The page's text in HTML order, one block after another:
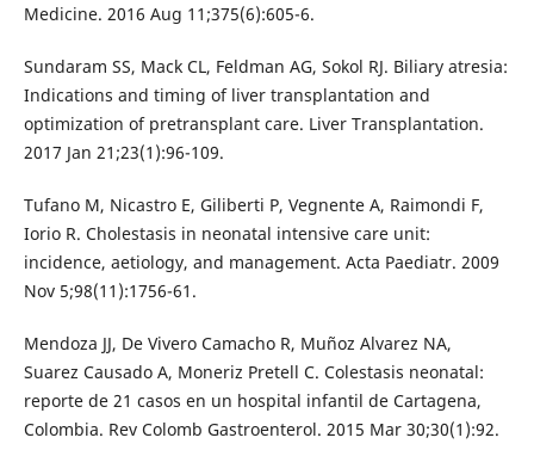
Medicine. 2016 Aug 11;375(6):605-6.
Sundaram SS, Mack CL, Feldman AG, Sokol RJ. Biliary atresia:
Indications and timing of liver transplantation and
optimization of pretransplant care. Liver Transplantation.
2017 Jan 21;23(1):96-109.
Tufano M, Nicastro E, Giliberti P, Vegnente A, Raimondi F,
Iorio R. Cholestasis in neonatal intensive care unit:
incidence, aetiology, and management. Acta Paediatr. 2009
Nov 5;98(11):1756-61.
Mendoza JJ, De Vivero Camacho R, Muñoz Alvarez NA,
Suarez Causado A, Moneriz Pretell C. Colestasis neonatal:
reporte de 21 casos en un hospital infantil de Cartagena,
Colombia. Rev Colomb Gastroenterol. 2015 Mar 30;30(1):92.